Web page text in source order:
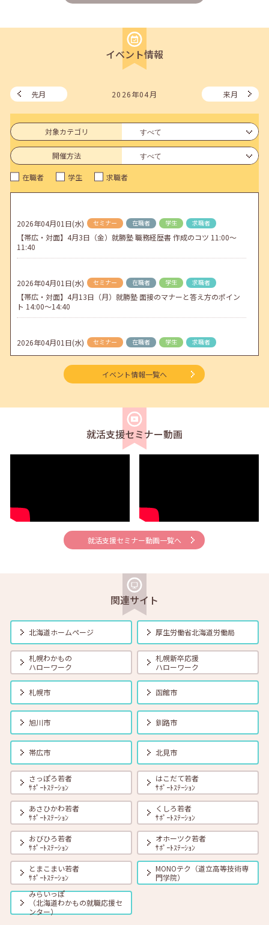
企業様向けセミナー「現場を巻き込む！人事のための『越境人材育
jobcafeからのお知らせ
7月のセミナー情報を公開いたしました。
メールカウンセリング、就職決定報告フォーム復旧いたしました。
2026年05月25日(月) jobcafeからのお知らせ
6月のセミナー情報を公開いたしました。
2026年05月01日(金) jobcafeからのお知らせ
連休前後（ゴールデンウィーク）のメールキャリア・アドバイス対応
についてのお知らせ
2026年04月02日(木) jobcafeからのお知らせ
ゴールデンウィーク期間中のご利用について
イベント情報
先月 2026年04月 来月
対象カテゴリ
開催方法
在職者 学生 求職者
2026年04月01日(水) セミナー 在職者 学生 求職者
【帯広・対面】4月3日（金）就勝塾 職務経歴書 作成のコツ 11:00～
11:40
2026年04月01日(水) セミナー 在職者 学生 求職者
【帯広・対面】4月13日（月）就勝塾 面接のマナーと答え方のポイン
ト 14:00～14:40
2026年04月01日(水) セミナー 在職者 学生 求職者
【オンライン】4月16日（木）ビジネスコミュニケーション 報・連・
相 14:00～14:30
【オンライン】4月21日（火）新しいしごと覚えのコツ 14:00～14:30
在職者
2026年04月01日(水) 在職者
【オンライン】4月23日（木）就職活動のススメ方 14:00～14:30
【釧路・対面】4月24日（金）就勝塾 応募書類の書き方 13:30～14:30
在職者
【函館・対面】4月27日（月）就勝塾 自己分析・自分を振り返ってみ
よう！ 13:30～14:30
イベント情報一覧へ
就活支援セミナー動画
就活支援セミナー動画一覧へ
関連サイト
北海道ホームページ 厚生労働省北海道労働局
札幌わかもの
ハローワーク
札幌新卒応援
ハローワーク
札幌市 函館市
旭川市 釧路市
帯広市 北見市
さっぽろ若者
ｻﾎﾟｰﾄｽﾃｰｼｮﾝ
はこだて若者
ｻﾎﾟｰﾄｽﾃｰｼｮﾝ
あさひかわ若者
ｻﾎﾟｰﾄｽﾃｰｼｮﾝ
くしろ若者
ｻﾎﾟｰﾄｽﾃｰｼｮﾝ
おびひろ若者
ｻﾎﾟｰﾄｽﾃｰｼｮﾝ
オホーツク若者
ｻﾎﾟｰﾄｽﾃｰｼｮﾝ
とまこまい若者
ｻﾎﾟｰﾄｽﾃｰｼｮﾝ
MONOテク（道立高等技術専
門学院）
みらいっぽ
（北海道わかもの就職応援セ
ンター）